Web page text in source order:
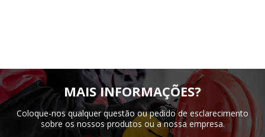
MAIS INFORMAÇÕES?
Coloque-nos qualquer questão ou pedido de esclarecimento
sobre os nossos produtos ou a nossa empresa.